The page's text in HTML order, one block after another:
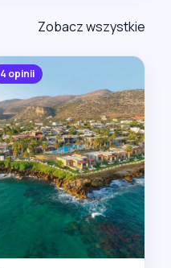
Zobacz wszystkie
4 opinii